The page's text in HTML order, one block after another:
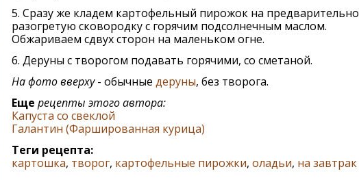
5. Сразу же кладем картофельный пирожок на предварительно
разогретую сковородку с горячим подсолнечным маслом.
Обжариваем сдвух сторон на маленьком огне.
6. Деруны с творогом подавать горячими, со сметаной.
На фото вверху- обычные деруны, без творога.
Еще рецепты этого автора:
Капуста со свеклой
Галантин (Фаршированная курица)
Теги рецепта:
картошка, творог, картофельные пирожки, оладьи, на завтрак